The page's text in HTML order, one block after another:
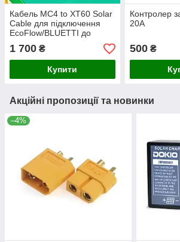
Кабель MC4 to XT60 Solar
Cable для підключення
EcoFlow/BLUETTI до
сонячної панелі 9м.
1 700 ₴
Купити
Контролер
20А
500₴
Акційні пропозиції та новинки
–4%